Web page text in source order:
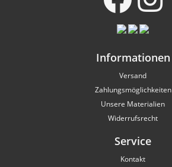
Informationen
Versand
Zahlungsmöglichkeiten
Unsere Materialien
Widerrufsrecht
Service
Kontakt